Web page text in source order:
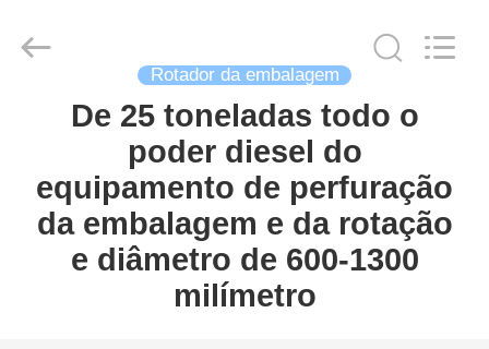
CASA
PRODUTOS
SHOW
Sinovo
Heavy
Rotador da embalagem
De 25 toneladas todo o
poder diesel do
equipamento de perfuração
da embalagem e da rotação
e diâmetro de 600-1300
milímetro